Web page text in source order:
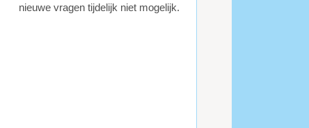
nieuwe vragen tijdelijk niet mogelijk.